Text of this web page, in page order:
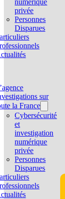
numérique
privée
Personnes
Disparues
sur
la France
Cybersécurité
et
investigation
numérique
privée
Personnes
Disparues